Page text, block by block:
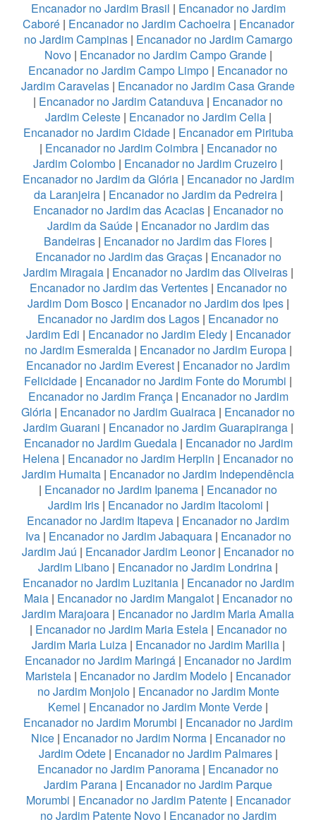
Encanador no Jardim Brasil | Encanador no Jardim
Caboré| Encanador no Jardim Cachoeira| Encanador
no Jardim Campinas| Encanador no Jardim Camargo
Novo| Encanador no Jardim Campo Grande|
Encanador no Jardim Campo Limpo | Encanador no
Jardim Caravelas | Encanador no Jardim Casa Grande
| Encanador no Jardim Catanduva | Encanador no
Jardim Celeste| Encanador no Jardim Celia|
Encanador no Jardim Cidade| Encanador em Pirituba
| Encanador no Jardim Coimbra| Encanador no
Jardim Colombo | Encanador no Jardim Cruzeiro |
Encanador no Jardim da Glória| Encanador no Jardim
da Laranjeira| Encanador no Jardim da Pedreira|
Encanador no Jardim das Acacias| Encanador no
Jardim da Saúde| Encanador no Jardim das
Bandeiras | Encanador no Jardim das Flores |
Encanador no Jardim das Graças| Encanador no
Jardim Miragaia| Encanador no Jardim das Oliveiras|
Encanador no Jardim das Vertentes| Encanador no
Jardim Dom Bosco| Encanador no Jardim dos Ipes|
Encanador no Jardim dos Lagos | Encanador no
Jardim Edi | Encanador no Jardim Eledy| Encanador
no Jardim Esmeralda| Encanador no Jardim Europa|
Encanador no Jardim Everest | Encanador no Jardim
Felicidade | Encanador no Jardim Fonte do Morumbi |
Encanador no Jardim França| Encanador no Jardim
Glória | Encanador no Jardim Guairaca | Encanador no
Jardim Guarani | Encanador no Jardim Guarapiranga|
Encanador no Jardim Guedala| Encanador no Jardim
Helena | Encanador no Jardim Herplin | Encanador no
Jardim Humaita | Encanador no Jardim Independência
| Encanador no Jardim Ipanema | Encanador no
Jardim Iris| Encanador no Jardim Itacolomi |
Encanador no Jardim Itapeva | Encanador no Jardim
Iva| Encanador no Jardim Jabaquara| Encanador no
Jardim Jaú | Encanador Jardim Leonor| Encanador no
Jardim Libano | Encanador no Jardim Londrina |
Encanador no Jardim Luzitania| Encanador no Jardim
Maia| Encanador no Jardim Mangalot| Encanador no
Jardim Marajoara | Encanador no Jardim Maria Amalia
| Encanador no Jardim Maria Estela| Encanador no
Jardim Maria Luiza| Encanador no Jardim Marilia|
Encanador no Jardim Maringá | Encanador no Jardim
Maristela | Encanador no Jardim Modelo | Encanador
no Jardim Monjolo| Encanador no Jardim Monte
Kemel | Encanador no Jardim Monte Verde |
Encanador no Jardim Morumbi | Encanador no Jardim
Nice| Encanador no Jardim Norma| Encanador no
Jardim Odete| Encanador no Jardim Palmares|
Encanador no Jardim Panorama | Encanador no
Jardim Parana | Encanador no Jardim Parque
Morumbi | Encanador no Jardim Patente| Encanador
no Jardim Patente Novo| Encanador no Jardim